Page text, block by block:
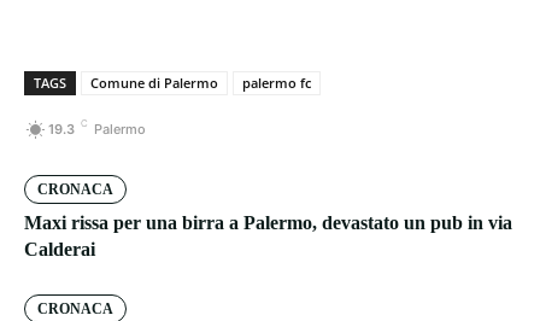
TAGS Comune di Palermo palermo fc
19.3 C Palermo
CRONACA
Maxi rissa per una birra a Palermo, devastato un pub in via
Calderai
CRONACA